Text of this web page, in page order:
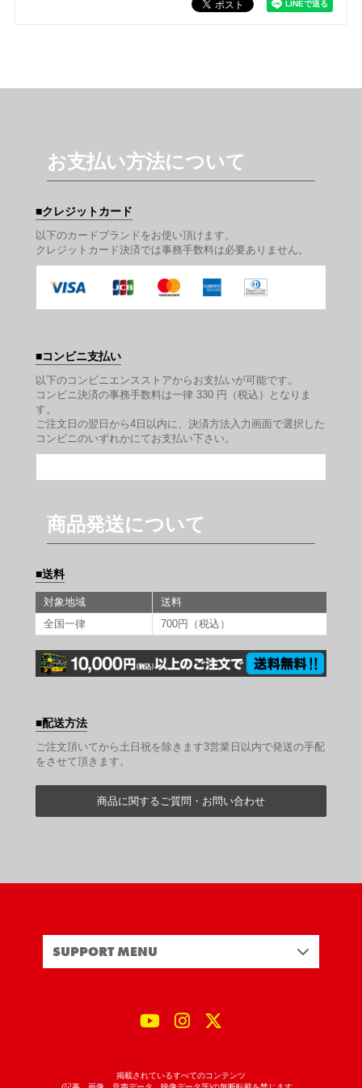
お支払い方法について
クレジットカード
以下のカードブランドをお使い頂けます。
クレジットカード決済では事務手数料は必要ありません。
コンビニ支払い
以下のコンビニエンスストアからお支払いが可能です。
コンビニ決済の事務手数料は一律 330 円（税込）となりま
す。
ご注文日の翌日から4日以内に、決済方法入力画面で選択した
コンビニのいずれかにてお支払い下さい。
商品発送について
送料
対象地域
送料
全国一律
700円（税込）
配送方法
ご注文頂いてから土日祝を除きます3営業日以内で発送の手配
をさせて頂きます。
商品に関するご質問・お問い合わせ
SUPPORT MENU
掲載されているすべてのコンテンツ